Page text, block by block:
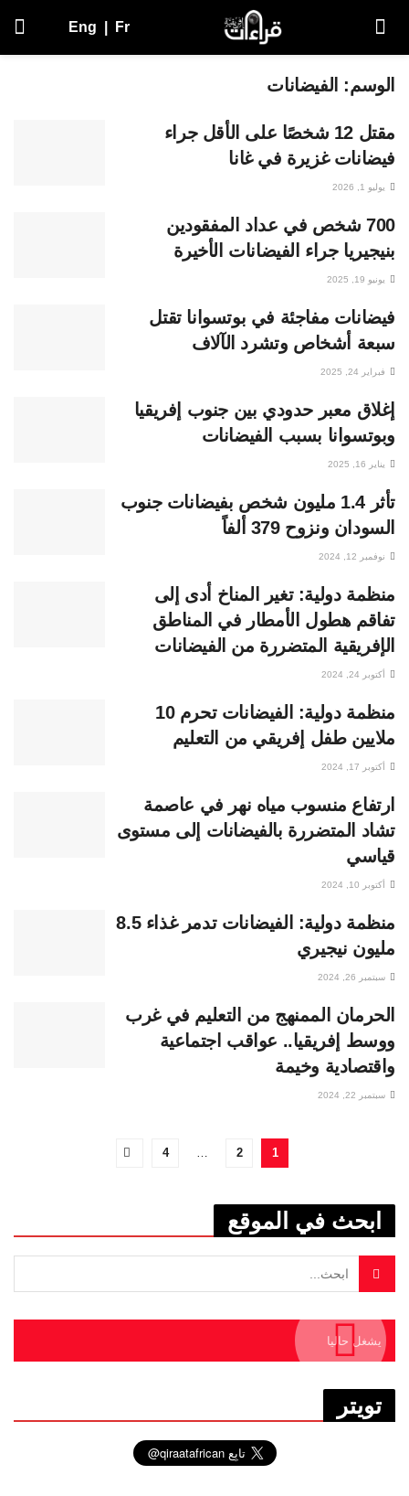
Eng Fr
الوسم: الفيضانات
مقتل 12 شخصًا على الأقل جراء
فيضانات غزيرة في غانا
يوليو 1, 2026
700 شخص في عداد المفقودين
بنيجيريا جراء الفيضانات الأخيرة
يونيو 19, 2025
فيضانات مفاجئة في بوتسوانا تقتل
سبعة أشخاص وتشرد الآلاف
فبراير 24, 2025
إغلاق معبر حدودي بين جنوب إفريقيا
وبوتسوانا بسبب الفيضانات
يناير 16, 2025
تأثر 1.4 مليون شخص بفيضانات جنوب
السودان ونزوح 379 ألفاً
نوفمبر 12, 2024
منظمة دولية: تغير المناخ أدى إلى
تفاقم هطول الأمطار في المناطق
الإفريقية المتضررة من الفيضانات
أكتوبر 24, 2024
منظمة دولية: الفيضانات تحرم 10
ملايين طفل إفريقي من التعليم
أكتوبر 17, 2024
ارتفاع منسوب مياه نهر في عاصمة
تشاد المتضررة بالفيضانات إلى مستوى
قياسي
أكتوبر 10, 2024
منظمة دولية: الفيضانات تدمر غذاء 8.5
مليون نيجيري
سبتمبر 26, 2024
الحرمان الممنهج من التعليم في غرب
ووسط إفريقيا.. عواقب اجتماعية
واقتصادية وخيمة
سبتمبر 22, 2024
1
2
…
4
ابحث في الموقع
يشغل حاليا
تويتر